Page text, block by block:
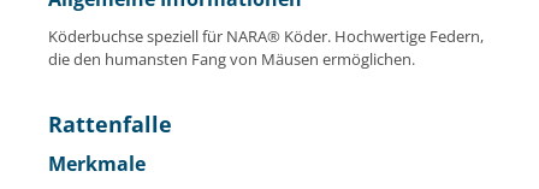
Köderbuchse speziell für NARA® Köder. Hochwertige Federn,
die den humansten Fang von Mäusen ermöglichen.
Rattenfalle
Merkmale